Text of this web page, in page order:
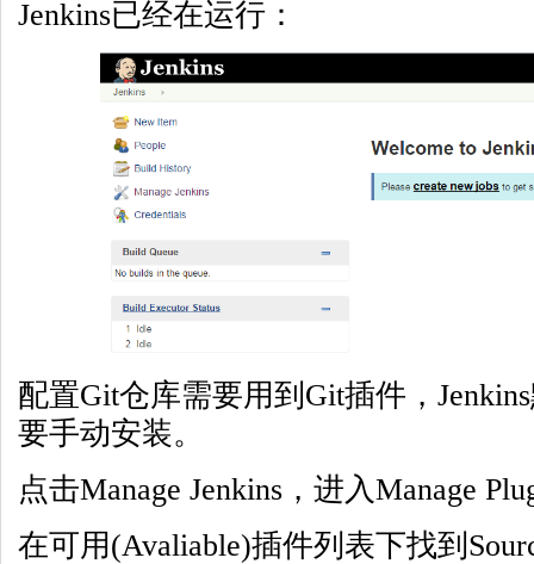
Jenkins已经在运行：
配置Git仓库需要用到Git插件，
要手动安装。
点击Manage Jenkins，进入Manage
在可用(Avaliable)插件列表下找到